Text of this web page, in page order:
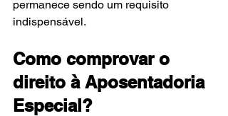
permanece sendo um requisito
indispensável.
Como comprovar o
direito à Aposentadoria
Especial?